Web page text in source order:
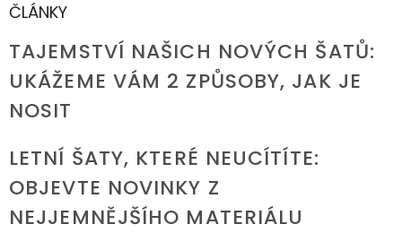
ČLÁNKY
TAJEMSTVÍ NAŠICH NOVÝCH ŠATŮ:
UKÁŽEME VÁM 2 ZPŮSOBY, JAK JE
NOSIT
LETNÍ ŠATY, KTERÉ NEUCÍTÍTE:
OBJEVTE NOVINKY Z
NEJJEMNĚJŠÍHO MATERIÁLU